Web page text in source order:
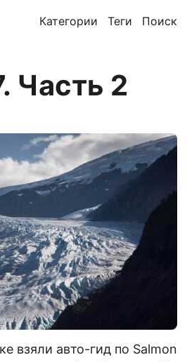
Категории Теги Поиск
Часть 2
взяли авто-гид по Salmon